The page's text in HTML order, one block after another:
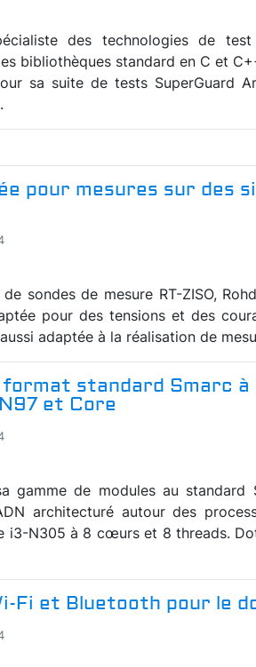
des technologies de
bibliothèques standard en C et
sa suite de tests SuperGuard
pour mesures sur des
sondes de mesure RT-ZISO,
pour des tensions et des
adaptée à la réalisation de
format standard Smarc
et Core
gamme de modules au
architecturé autour des
i3-N305 à 8 cœurs et 8 threads.
Fi et Bluetooth pour le